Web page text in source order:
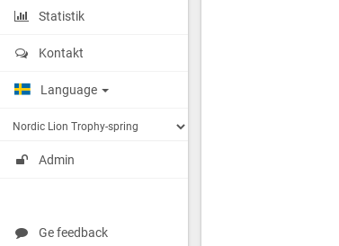
Statistik
Kontakt
Language
Admin
Ge feedback